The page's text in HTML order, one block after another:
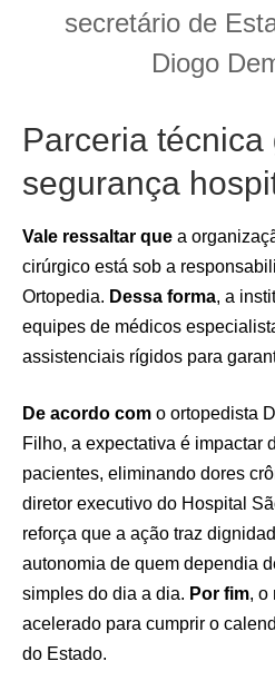
secretário de
Diogo
Parceria técnica
segurança
Vale ressaltar que a
cirúrgico está sob a
Ortopedia. Dessa forma, a
equipes de médicos
assistenciais rígidos para
De acordo com o ortopedista
Filho, a expectativa é impactar
pacientes, eliminando dores
diretor executivo do Hospital
reforça que a ação traz
autonomia de quem dependia
simples do dia a dia. Por fim, o
acelerado para cumprir o
do Estado.